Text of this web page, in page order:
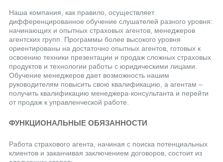
Наша компания, как правило, осуществляет
дифференцированное обучение слушателей разного уровня:
начинающих и опытных страховых агентов, менеджеров
агентских групп. Программы более высокого уровня
ориентированы на достаточно опытных агентов, готовых к
освоению техники презентации и продаж сложных страховых
продуктов и технологии работы с юридическими лицами.
Обучение менеджеров дает возможность нашим
руководителям повысить свою квалификацию, а агентам –
получить квалификацию менеджера-консультанта и перейти
от продаж к управленческой работе.
ФУНКЦИОНАЛЬНЫЕ ОБЯЗАННОСТИ
Работа страхового агента, начиная с поиска потенциальных
клиентов и заканчивая заключением договоров, состоит из